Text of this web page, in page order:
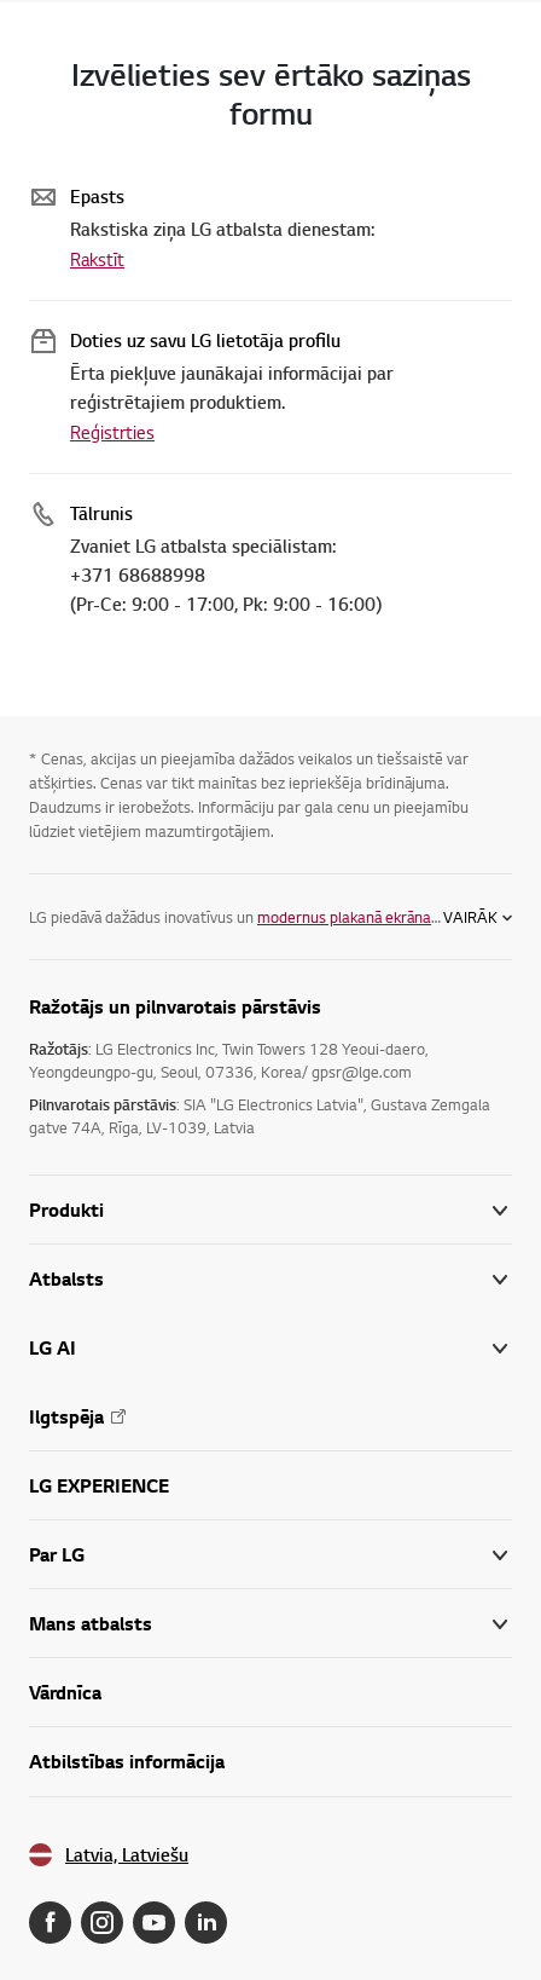
Izvēlieties sev ērtāko saziņas
formu
Epasts
Rakstiska ziņa LG atbalsta dienestam:
Rakstīt
Doties uz savu LG lietotāja profilu
Ērta piekļuve jaunākajai informācijai par
reģistrētajiem produktiem.
Reģistrties
Tālrunis
Zvaniet LG atbalsta speciālistam:
+371 68688998
(Pr-Ce: 9:00 - 17:00, Pk: 9:00 - 16:00)
* Cenas, akcijas un pieejamība dažādos veikalos un tiešsaistē var
atšķirties. Cenas var tikt mainītas bez iepriekšēja brīdinājuma.
Daudzums ir ierobežots. Informāciju par gala cenu un pieejamību
lūdziet vietējiem mazumtirgotājiem.
LG piedāvā dažādus inovatīvus unmodernus plakanā ekrāna televizorus , lai
VAIRĀK
Ražotājs un pilnvarotais pārstāvis
Ražotājs: LG Electronics Inc, Twin Towers 128 Yeoui-daero,
Yeongdeungpo-gu, Seoul, 07336, Korea/ gpsr@lge.com
Pilnvarotais pārstāvis: SIA "LG Electronics Latvia", Gustava Zemgala
gatve 74A, Rīga, LV-1039, Latvia
Produkti
Atbalsts
LG AI
Ilgtspēja
LG EXPERIENCE
Par LG
Mans atbalsts
Vārdnīca
Atbilstības informācija
Latvia, Latviešu